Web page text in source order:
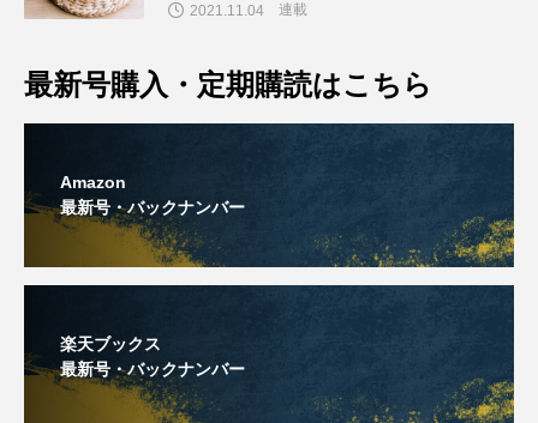
2021.11.04 連載
最新号購入・定期購読はこちら
Amazon
最新号・バックナンバー
楽天ブックス
最新号・バックナンバー